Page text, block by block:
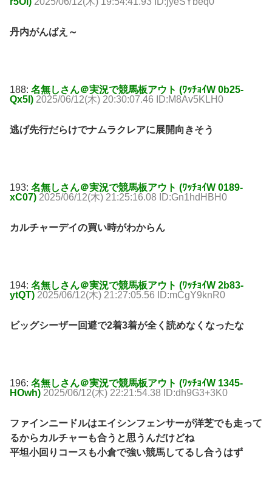
丹内がんばえ～
188: 名無しさん＠実況で競馬板アウト (ﾜｯﾁｮｲW 0b25-
Qx5I) 2025/06/12(木) 20:30:07.46 ID:M8Av5KLH0
逃げ先行だらけでナムラクレアに展開向きそう
193: 名無しさん＠実況で競馬板アウト (ﾜｯﾁｮｲW 0189-
xC07) 2025/06/12(木) 21:25:16.08 ID:Gn1hdHBH0
カルチャーデイの買い時がわからん
194: 名無しさん＠実況で競馬板アウト (ﾜｯﾁｮｲW 2b83-
ytQT) 2025/06/12(木) 21:27:05.56 ID:mCgY9knR0
ビッグシーザー回避で2着3着が全く読めなくなったな
196: 名無しさん＠実況で競馬板アウト (ﾜｯﾁｮｲW 1345-
HOwh) 2025/06/12(木) 22:21:54.38 ID:dh9G3+3K0
ファインニードルはエイシンフェンサーが洋芝でも走って
るからカルチャーも合うと思うんだけどね
平坦小回りコースも小倉で強い競馬してるし合うはず